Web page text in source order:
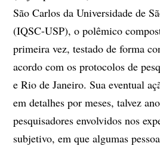
São Carlos da Universidade de
(IQSC-USP), o polêmico
primeira vez, testado de forma
acordo com os protocolos de
e Rio de Janeiro. Sua eventual
em detalhes por meses, talvez
pesquisadores envolvidos nos
subjetivo, em que algumas